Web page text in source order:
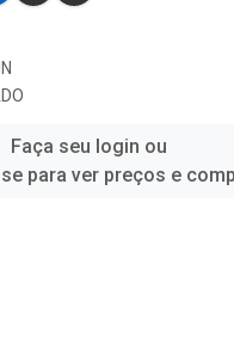
Faça seu login ou
para ver preços e